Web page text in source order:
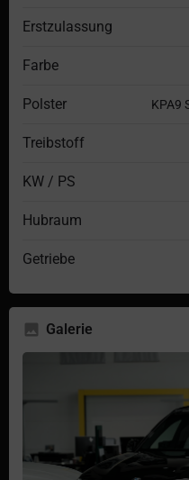
Erstzulassung
Farbe
Polster KPA9
Treibstoff
KW / PS
Hubraum
Getriebe
Galerie